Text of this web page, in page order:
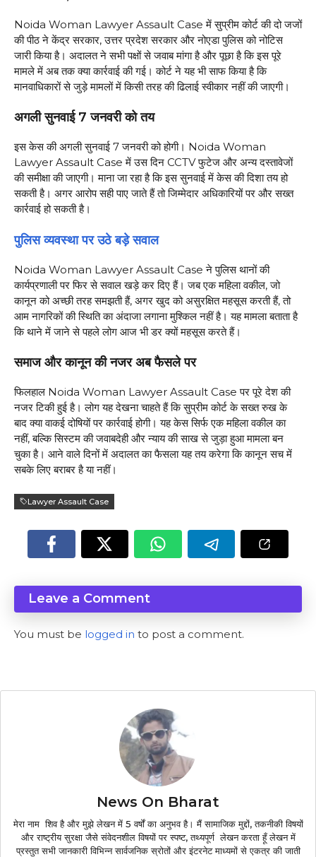
Noida Woman Lawyer Assault Case में सुप्रीम कोर्ट की दो जजों
की पीठ ने केंद्र सरकार, उत्तर प्रदेश सरकार और नोएडा पुलिस को नोटिस
जारी किया है। अदालत ने सभी पक्षों से जवाब मांगा है और पूछा है कि इस पूरे
मामले में अब तक क्या कार्रवाई की गई। कोर्ट ने यह भी साफ किया है कि
मानवाधिकारों से जुड़े मामलों में किसी तरह की ढिलाई स्वीकार नहीं की जाएगी।
अगली सुनवाई 7 जनवरी को तय
इस केस की अगली सुनवाई 7 जनवरी को होगी। Noida Woman
Lawyer Assault Case में उस दिन CCTV फुटेज और अन्य दस्तावेजों
की समीक्षा की जाएगी। माना जा रहा है कि इस सुनवाई में केस की दिशा तय हो
सकती है। अगर आरोप सही पाए जाते हैं तो जिम्मेदार अधिकारियों पर और सख्त
कार्रवाई हो सकती है।
पुलिस व्यवस्था पर उठे बड़े सवाल
Noida Woman Lawyer Assault Case ने पुलिस थानों की
कार्यप्रणाली पर फिर से सवाल खड़े कर दिए हैं। जब एक महिला वकील, जो
कानून को अच्छी तरह समझती हैं, अगर खुद को असुरक्षित महसूस करती हैं, तो
आम नागरिकों की स्थिति का अंदाजा लगाना मुश्किल नहीं है। यह मामला बताता है
कि थाने में जाने से पहले लोग आज भी डर क्यों महसूस करते हैं।
समाज और कानून की नजर अब फैसले पर
फिलहाल Noida Woman Lawyer Assault Case पर पूरे देश की
नजर टिकी हुई है। लोग यह देखना चाहते हैं कि सुप्रीम कोर्ट के सख्त रुख के
बाद क्या वाकई दोषियों पर कार्रवाई होगी। यह केस सिर्फ एक महिला वकील का
नहीं, बल्कि सिस्टम की जवाबदेही और न्याय की साख से जुड़ा हुआ मामला बन
चुका है। आने वाले दिनों में अदालत का फैसला यह तय करेगा कि कानून सच में
सबके लिए बराबर है या नहीं।
Lawyer Assault Case
Leave a Comment
You must be logged in to post a comment.
News On Bharat
मेरा नाम शिव है और मुझे लेखन में 5 वर्षों का अनुभव है। मैं सामाजिक मुद्दों, तकनीकी विषयों
और राष्ट्रीय सुरक्षा जैसे संवेदनशील विषयों पर स्पष्ट, तथ्यपूर्ण लेखन करता हूँ लेखन में
प्रस्तुत सभी जानकारी विभिन्न सार्वजनिक स्रोतों और इंटरनेट माध्यमों से एकत्र की जाती